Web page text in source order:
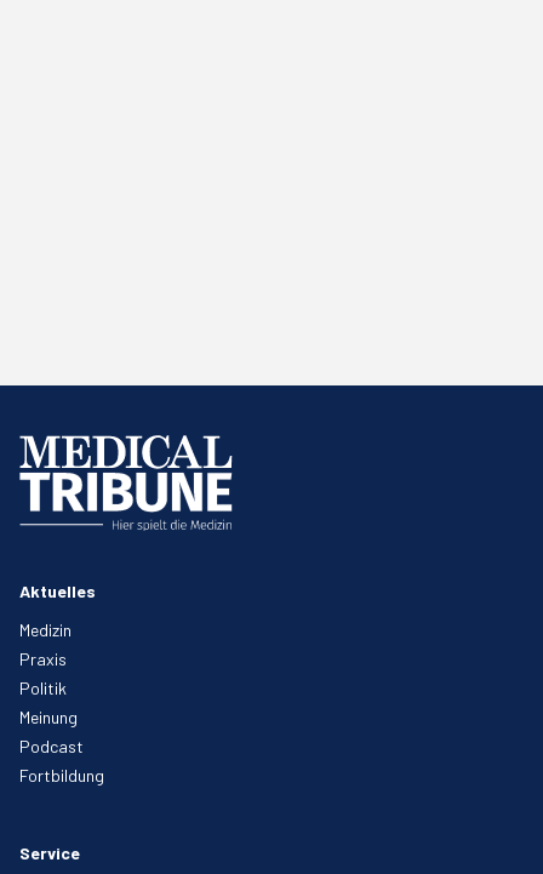
Aktuelles
Medizin
Praxis
Politik
Meinung
Podcast
Fortbildung
Service